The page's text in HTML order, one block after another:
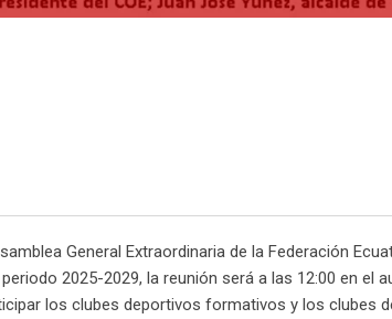
General Extraordinaria de la Federación
2025-2029, la reunión será a las 12:00 en el
los clubes deportivos formativos y los clubes